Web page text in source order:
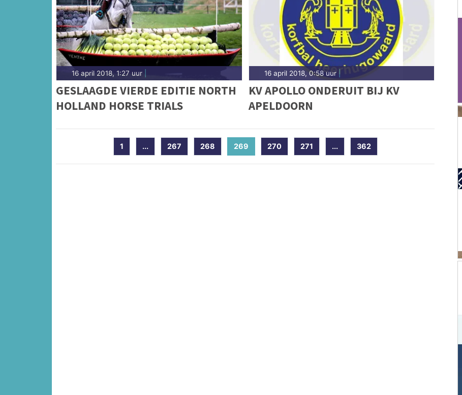
16 april 2018, 1:27 uur
GESLAAGDE VIERDE EDITIE NORTH
HOLLAND HORSE TRIALS
16 april 2018, 0:58 uur|
KV APOLLO ONDERUIT BIJ KV
APELDOORN
1 ... 267 268 269 (current)
270 271 ... 362